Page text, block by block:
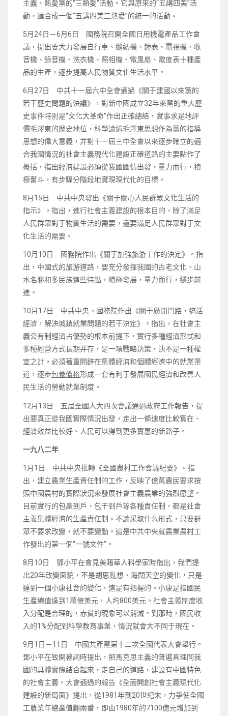
主義、熱愛黨的“三熱愛”活動。它與原來的“五講四美”活
動，匯合成一個“五講四美三熱愛”的統一的活動。
5月24日－6月6日 國務院召開全國日用機電產品工作會
議，提出要大力發展自行車、縫紉機、鐘表、電視機、收
音機、錄音機、洗衣機、照相機、電風扇、電度表十種產
品的生產，逐步提高人民物質文化生活水平。
6月27日 中共十一屆六中全會通過《關于建國以來黨的
若干歷史問題的決議》，對新中國成立32年來黨的重大歷
史事件特別是“文化大革命”作出正確總結，實事求是地評
價毛澤東的歷史地位，科學論述毛澤東思想作為黨的指導
思想的偉大意義，并對十一屆三中全會以來逐步確立的適
合我國情況的社會主義現代化建設正確道路的主要點作了
概括，指出經濟建設必須從我國國情出發，量力而行，積
極奮斗，有步驟分階段地實現現代化的目標。
8月15日 中共中央發出《關于關心人民群眾文化生活的
指示》。指出，進行社會主義建設的根本目的，除了滿足
人民群眾對于物質生活的需要，還要滿足人民群眾對于文
化生活的需要。
10月10日 國務院作出《關于加強旅游工作的決定》。指
出，中國式的旅游道路，要充分發揮我國的古老文化、山
水名勝和多民族這些特點，積極發展，量力而行，穩步前
進。
10月17日 中共中央、國務院作出《關于廣開門路，搞活
經濟，解決城鎮就業問題的若干決定》。指出，在社會主
義公有制經濟占優勢的根本前提下，實行多種經濟形式和
多種經營方式長期并存，是一項戰略決策，決不是一種權
宜之計。必須著重開辟在集體經濟和個體經濟中的就業渠
道，逐步包養價格形成一套有利于發展國民經濟和改善人
民生活的勞動就業制度。
12月13日 五屆全國人大四次會議通過政府工作報告，提
出要真正從我國實際情況出發，走出一條速度比較實在、
經濟效益比較好、人民可以得到更多實惠的新路子。
一九八二年
1月1日 中共中央批轉《全國農村工作會議紀要》。指
出，建立農業生產責任制的工作，反映了億萬農民要求按
照中國農村的實際狀況來發展社會主義農業的強烈愿望。
目前實行的包產到戶、包干到戶等各種責任制，都是社會
主義集體經濟的生產責任制。不論采取什么形式，只要群
眾不要求改變，就不要變動。這是中共中央就農業農村工
作發出的第一個“一號文件”。
8月10日 鄧小平在會見美籍華人科學家時指出，我們提
出20年改變面貌，不是胡思亂想、海闊天空的變化，只是
達到一個小康社會的變化，這是有把握的。小康是指國民
生產總值達到1萬億美元，人均800美元。社會主義制度收
入分配是合理的，赤貧的現象可以消滅。到那時，國民收
入的1%分配到科學教育事業，情況就會大不同于現在。
9月1日－11日 中國共產黨第十二次全國代表大會舉行。
鄧小平在致開幕詞時提出，把馬克思主義的普遍真理同我
國的具體實際結合起來，走自己的道路，建設有中國特色
的社會主義。大會通過的報告《全面開創社會主義現代化
建設的新局面》提出，從1981年到20世紀末，力爭使全國
工農業年總產值翻兩番，即由1980年的7100億元增加到